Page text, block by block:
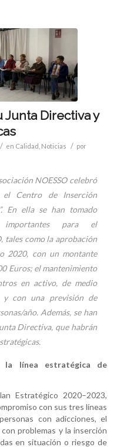
Junta Directiva y
/ en Calidad Noticias / por
NOESSO celebró
el Centro de Inserción
En ella se han tomado
importantes para el
tales como la aprobación
2020, con un montante
Euros; el mantenimiento
en activo, de medio
y con una previsión de
año. Además, se han
Directiva, que habrán
la línea estratégica de
Estratégico 2020–2023,
con sus tres líneas
con adicciones, el
problemas y la inserción
en situación o riesgo de